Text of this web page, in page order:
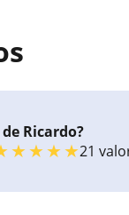
Ricardo?
★★★★21